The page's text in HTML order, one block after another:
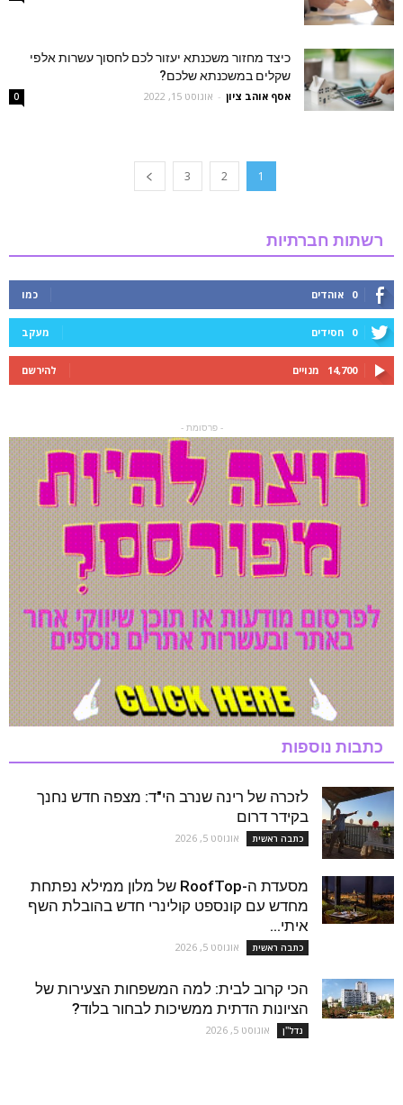
כיצד מחזור משכנתא יעזור לכם לחסוך עשרות אלפי
שקלים במשכנתא שלכם?
אסף אוהב ציון - אוגוסט 15, 2022 0
1
2
3
רשתות חברתיות
0 אוהדים כמו
0 חסידים מעקב
14,700 מנויים להירשם
- פרסומת -
כתבות נוספות
לזכרה של רינה שנרב הי"ד: מצפה חדש נחנך
בקידר דרום
כתבה ראשית אוגוסט 5, 2026
מסעדת ה-RoofTop של מלון ממילא נפתחת
מחדש עם קונספט קולינרי חדש בהובלת השף
איתי...
כתבה ראשית אוגוסט 5, 2026
הכי קרוב לבית: למה המשפחות הצעירות של
הציונות הדתית ממשיכות לבחור בלוד?
נדל''ן אוגוסט 5, 2026